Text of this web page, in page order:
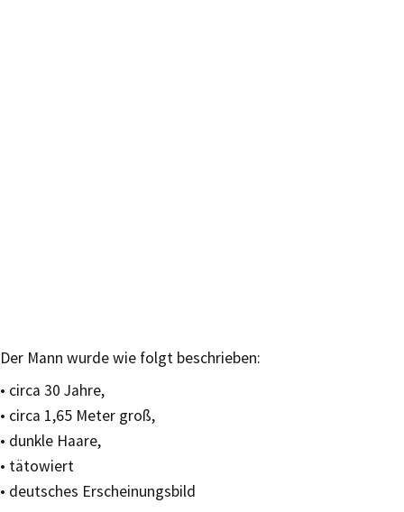
Der Mann wurde wie folgt beschrieben:
• circa 30 Jahre,
• circa 1,65 Meter groß,
• dunkle Haare,
• tätowiert
• deutsches Erscheinungsbild